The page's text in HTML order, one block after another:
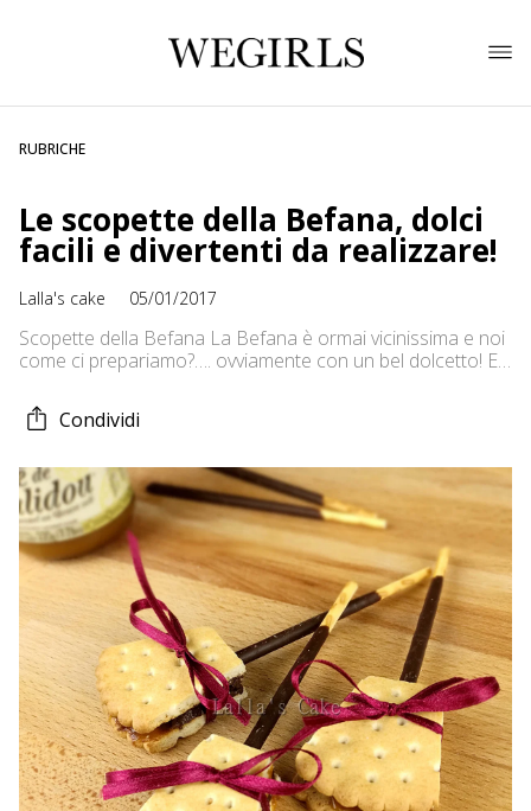
RUBRICHE
Le scopette della Befana, dolci
facili e divertenti da realizzare!
Lalla's cake 05/01/2017
Scopette della Befana La Befana è ormai vicinissima e noi
come ci prepariamo?…. ovviamente con un bel dolcetto! E
prepareremo il solito carbone fatto in casa ma delle belle
scopette della Befana fatte tutte di biscotto e ripiene di
Condividi